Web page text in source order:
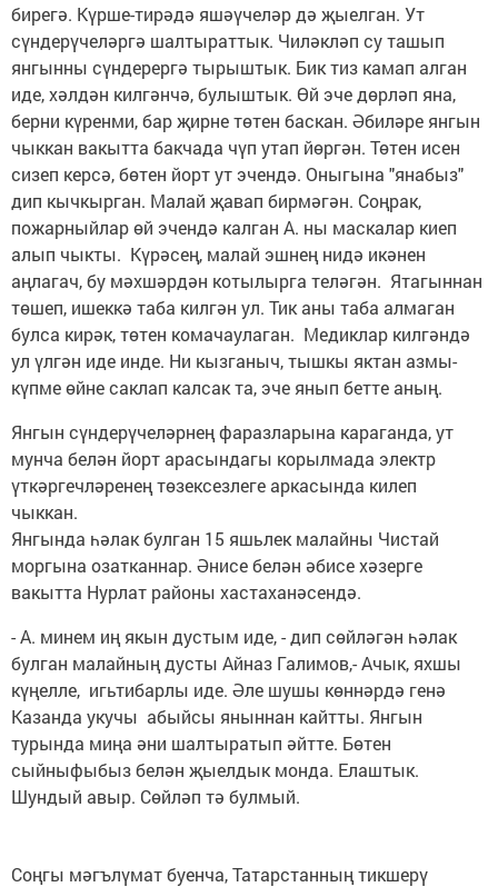
бирегә. Күрше-тирәдә яшәүчеләр дә җыелган. Ут
сүндерүчеләргә шалтыраттык. Чиләкләп су ташып
янгынны сүндерергә тырыштык. Бик тиз камап алган
иде, хәлдән килгәнчә, булыштык. Өй эче дөрләп яна,
берни күренми, бар җирне төтен баскан. Әбиләре янгын
чыккан вакытта бакчада чүп утап йөргән. Төтен исен
сизеп керсә, бөтен йорт ут эчендә. Оныгына "янабыз"
дип кычкырган. Малай җавап бирмәгән. Соңрак,
пожарныйлар өй эчендә калган А. ны маскалар киеп
алып чыкты. Күрәсең, малай эшнең нидә икәнен
аңлагач, бу мәхшәрдән котылырга теләгән. Ятагыннан
төшеп, ишеккә таба килгән ул. Тик аны таба алмаган
булса кирәк, төтен комачаулаган. Медиклар килгәндә
ул үлгән иде инде. Ни кызганыч, тышкы яктан азмы-
күпме өйне саклап калсак та, эче янып бетте аның.
Янгын сүндерүчеләрнең фаразларына караганда, ут
мунча белән йорт арасындагы корылмада электр
үткәргечләренең төзексезлеге аркасында килеп
чыккан.
Янгында һәлак булган 15 яшьлек малайны Чистай
моргына озатканнар. Әнисе белән әбисе хәзерге
вакытта Нурлат районы хастаханәсендә.
- А. минем иң якын дустым иде, - дип сөйләгән һәлак
булган малайның дусты Айназ Галимов,- Ачык, яхшы
күңелле, игьтибарлы иде. Әле шушы көннәрдә генә
Казанда укучы абыйсы яныннан кайтты. Янгын
турында миңа әни шалтыратып әйтте. Бөтен
сыйныфыбыз белән җыелдык монда. Елаштык.
Шундый авыр. Сөйләп тә булмый.
Соңгы мәгълүмат буенча, Татарстанның тикшерү